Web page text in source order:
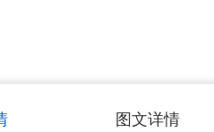
图文详情